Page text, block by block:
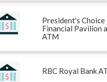
President's Choice
Financial Pavilion
ATM
RBC Royal Bank